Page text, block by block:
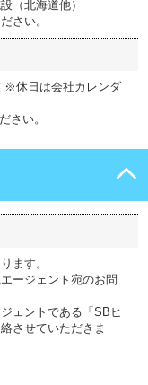
（北海道他）
さい。
※休日は会社カレンダ
さい。
ます。
ージェント宛のお問
ェントである「SBヒ
させていただきま